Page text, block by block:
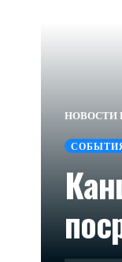
НОВОСТИ